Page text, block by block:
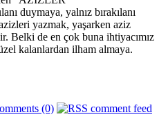
duymaya, yalnız bırakılanı
yazmak, yaşarken aziz
Belki de en çok buna ihtiyacımız
kalanlardan ilham almaya.
(0)